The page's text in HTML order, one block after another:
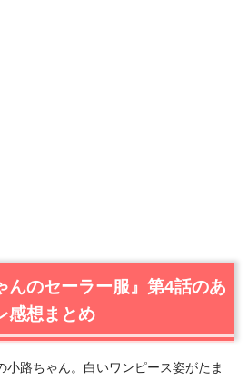
んのセーラー服』第4話のあ
感想まとめ
小路ちゃん。白いワンピース姿がたま